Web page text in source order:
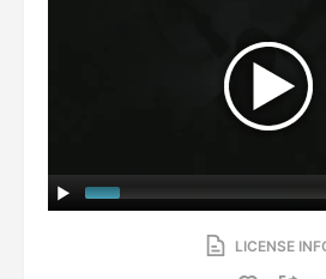
LICENSE